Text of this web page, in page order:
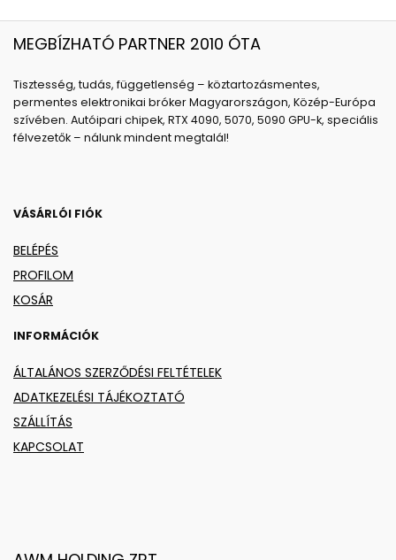
MEGBÍZHATÓ PARTNER 2010 ÓTA
Tisztesség, tudás, függetlenség – köztartozásmentes,
permentes elektronikai bróker Magyarországon, Közép-Európa
szívében. Autóipari chipek, RTX 4090, 5070, 5090 GPU-k, speciális
félvezetők – nálunk mindent megtalál!
VÁSÁRLÓI FIÓK
BELÉPÉS
PROFILOM
KOSÁR
INFORMÁCIÓK
ÁLTALÁNOS SZERZŐDÉSI FELTÉTELEK
ADATKEZELÉSI TÁJÉKOZTATÓ
SZÁLLÍTÁS
KAPCSOLAT